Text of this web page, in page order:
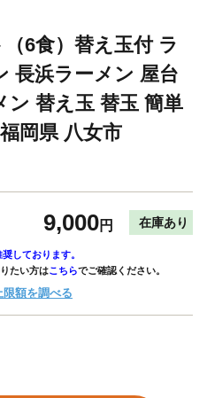
6食）替え玉付 ラ
長浜ラーメン 屋台
ン 替え玉 替玉 簡単
岡県 八女市
9,000円 在庫あり
奨しております。
たい方はこちらでご確認ください。
限額を調べる